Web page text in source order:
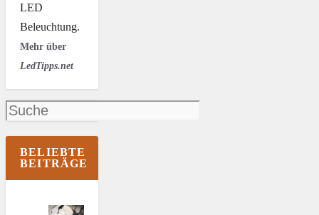
LED
Beleuchtung.
Mehr über
LedTipps.net
Suchen
BELIEBTE
BEITRÄGE